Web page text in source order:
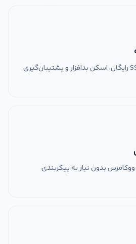
فایروال وردپرس، SSL رایگان، اسکن بدافزار و پشتیبان‌گیری
ووکامرس بدون نیاز به پیکربندی